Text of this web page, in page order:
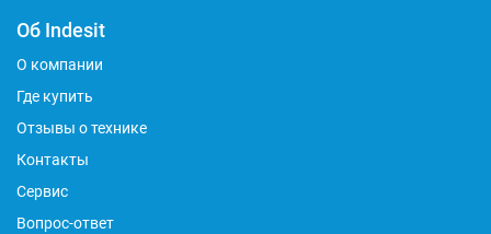
Об Indesit
О компании
Где купить
Отзывы о технике
Контакты
Сервис
Вопрос-ответ